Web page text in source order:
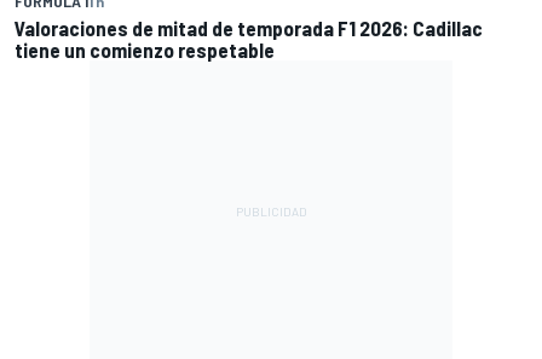
Valoraciones de mitad de temporada F1 2026: Cadillac
tiene un comienzo respetable